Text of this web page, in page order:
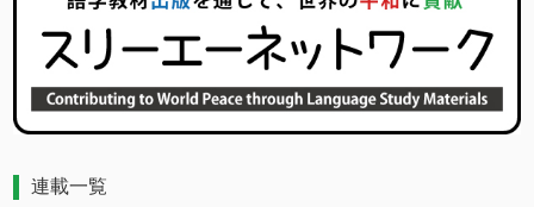
連載一覧